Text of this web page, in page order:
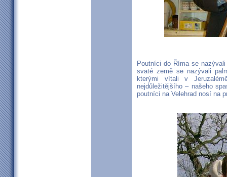
Poutníci do Říma se
svaté země se nazývali
kterými vítali v
nejdůležitějšího – našeho
poutníci na Velehrad nosí na